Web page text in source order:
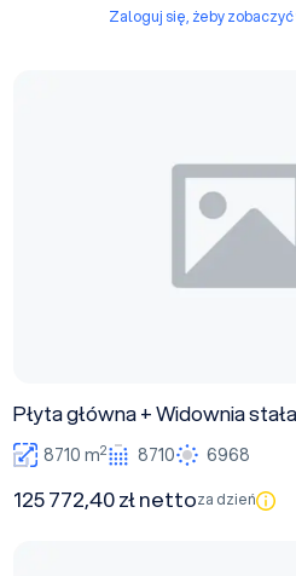
Zaloguj się, żeby
Płyta główna + Widownia stała
8710 m2 8710 6968
125 772,40 zł nettoza dzień